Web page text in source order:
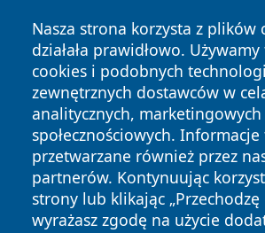
Nasza strona korzysta z plików
działała prawidłowo.
cookies i podobnych
zewnętrznych dostawców w
analitycznych, marketingowych
społecznościowych.
przetwarzane również przez
partnerów. Kontynuując
strony lub klikając
wyrażasz zgodę na użycie
Copyright © 2026 wiadomosciplock.pl
zastrzeżone.
News Autorzy
Polityka
Prywatności